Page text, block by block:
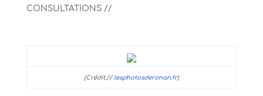
CONSULTATIONS //
(Crédit.// lesphotosderonan.fr)